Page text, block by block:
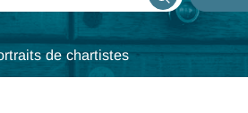
de chartistes